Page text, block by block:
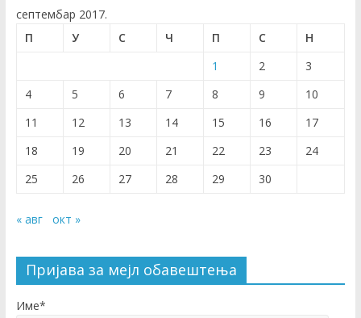
септембар 2017.
П
У С Ч П С
Н
1
2
3
4
5 6 7 8 9
10
11
12 13 14 15 16
17
18
19 20 21 22 23
24
25
26 27 28 29 30
« авг окт »
Пријава за мејл обавештења
Име*